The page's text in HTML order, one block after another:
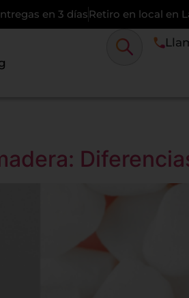
en 3 días Retiro en local en